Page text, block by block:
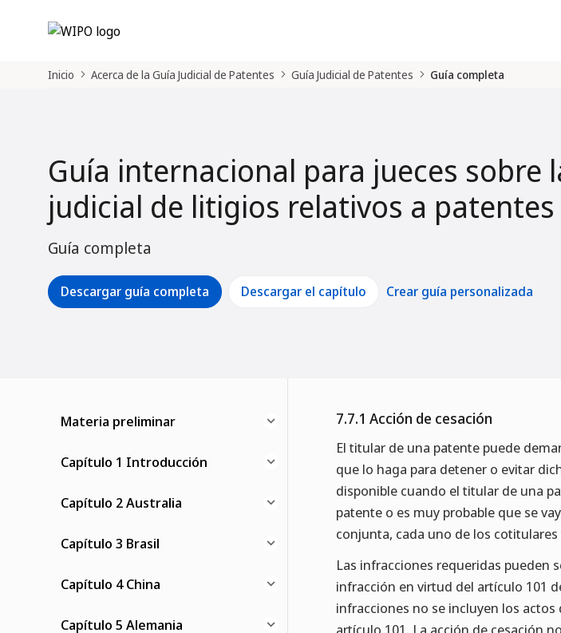
Inicio Acerca de la Guía Judicial de Patentes Guía Judicial de Patentes Guía completa
Guía internacional para jueces sobre
judicial de litigios relativos a patentes
Guía completa
Descargar guía completa Descargar el capítulo Crear guía personalizada
Materia preliminar
Capítulo 1 Introducción
Capítulo 2 Australia
Capítulo 3 Brasil
Capítulo 4 China
Capítulo 5 Alemania
7.7.1 Acción de cesación
El titular de una patente puede
que lo haga para detener o evitar
disponible cuando el titular de una
patente o es muy probable que se
conjunta, cada uno de los
Las infracciones requeridas pueden
infracción en virtud del artículo 101
infracciones no se incluyen los